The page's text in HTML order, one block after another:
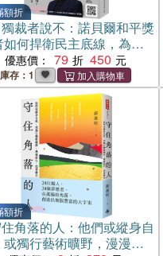
額折
裁者說不：諾貝爾和平獎
如何捍衛民主底線，為我
未來奮鬥
優惠價： 79 450
庫存：1
額折
角落的人：他們或縱身自
或獨行藝術曠野，漫漫前